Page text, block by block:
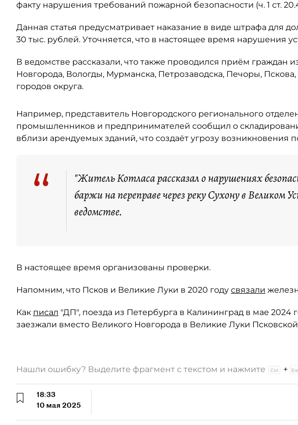
факту нарушения требований пожарной безопасности (ч. 1 ст.
Данная статья предусматривает наказание в виде штрафа для
30 тыс. рублей. Уточняется, что в настоящее время нарушения
В ведомстве рассказали, что также проводился приём граждан
Новгорода, Вологды, Мурманска, Петрозаводска, Печоры,
городов округа.
Например, представитель Новгородского регионального
промышленников и предпринимателей сообщил о
вблизи арендуемых зданий, что создаёт угрозу возникновения
“
"Житель Котласа рассказал о нарушениях
баржи на переправе через реку Сухону в Великом
ведомстве.
В настоящее время организованы проверки.
Напомним, что Псков и Великие Луки в 2020 году связали
Как писал "ДП", поезда из Петербурга в Калининград в мае
заезжали вместо Великого Новгорода в Великие Луки
Нашли ошибку? Выделите фрагмент с текстом и нажмите +
18:33
10 мая 2025